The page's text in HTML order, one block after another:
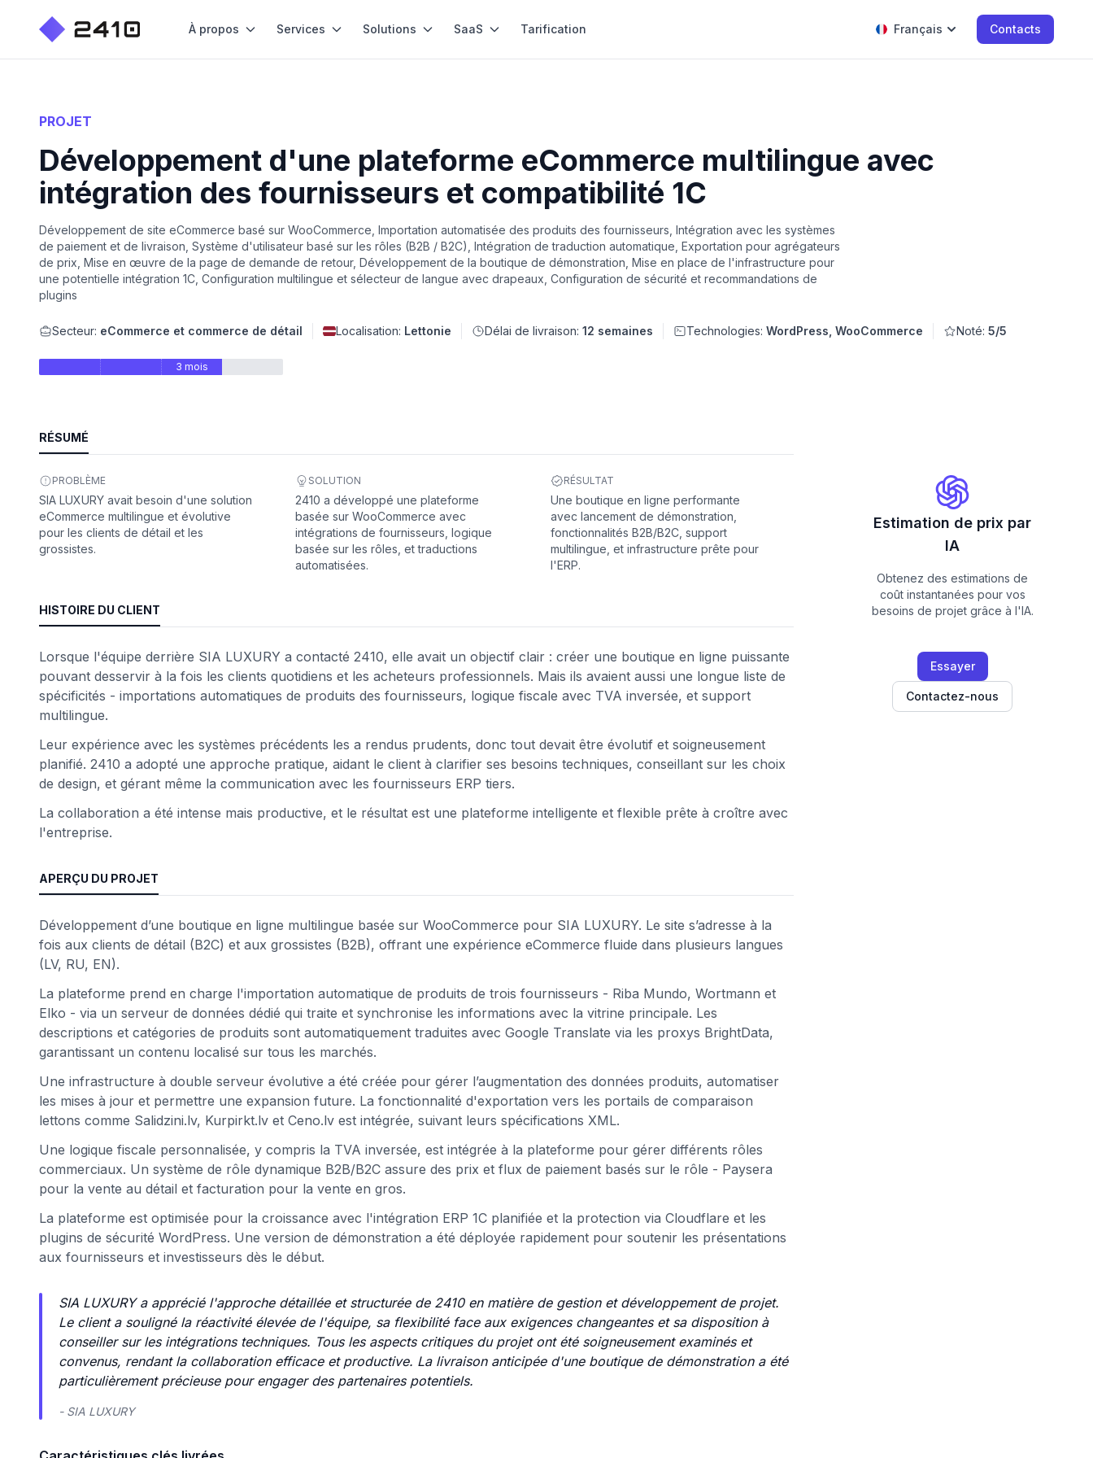
À propos Services Solutions SaaS Tarification Français Contacts
PROJET
Développement d'une plateforme eCommerce multilingue avec
intégration des fournisseurs et compatibilité 1C
Développement de site eCommerce basé sur WooCommerce, Importation automatisée des produits des fournisseurs, Intégration avec les systèmes
de paiement et de livraison, Système d'utilisateur basé sur les rôles (B2B / B2C), Intégration de traduction automatique, Exportation pour agrégateurs
de prix, Mise en œuvre de la page de demande de retour, Développement de la boutique de démonstration, Mise en place de l'infrastructure pour
une potentielle intégration 1C, Configuration multilingue et sélecteur de langue avec drapeaux, Configuration de sécurité et recommandations de
plugins
Secteur: eCommerce et commerce de détail Localisation: Lettonie Délai de livraison: 12 semaines Technologies: WordPress, WooCommerce Noté: 5/5
3 mois
RÉSUMÉ
PROBLÈME
SIA LUXURY avait besoin d'une solution
eCommerce multilingue et évolutive
pour les clients de détail et les
grossistes.
SOLUTION
2410 a développé une plateforme
basée sur WooCommerce avec
intégrations de fournisseurs, logique
basée sur les rôles, et traductions
automatisées.
RÉSULTAT
Une boutique en ligne performante
avec lancement de démonstration,
fonctionnalités B2B/B2C, support
multilingue, et infrastructure prête pour
l'ERP.
HISTOIRE DU CLIENT
Lorsque l'équipe derrière SIA LUXURY a contacté 2410, elle avait un objectif clair : créer une boutique en ligne puissante
pouvant desservir à la fois les clients quotidiens et les acheteurs professionnels. Mais ils avaient aussi une longue liste de
spécificités - importations automatiques de produits des fournisseurs, logique fiscale avec TVA inversée, et support
multilingue.
Leur expérience avec les systèmes précédents les a rendus prudents, donc tout devait être évolutif et soigneusement
planifié. 2410 a adopté une approche pratique, aidant le client à clarifier ses besoins techniques, conseillant sur les choix
de design, et gérant même la communication avec les fournisseurs ERP tiers.
La collaboration a été intense mais productive, et le résultat est une plateforme intelligente et flexible prête à croître avec
l'entreprise.
APERÇU DU PROJET
Développement d’une boutique en ligne multilingue basée sur WooCommerce pour SIA LUXURY. Le site s’adresse à la
fois aux clients de détail (B2C) et aux grossistes (B2B), offrant une expérience eCommerce fluide dans plusieurs langues
(LV, RU, EN).
La plateforme prend en charge l'importation automatique de produits de trois fournisseurs - Riba Mundo, Wortmann et
Elko - via un serveur de données dédié qui traite et synchronise les informations avec la vitrine principale. Les
descriptions et catégories de produits sont automatiquement traduites avec Google Translate via les proxys BrightData,
garantissant un contenu localisé sur tous les marchés.
Une infrastructure à double serveur évolutive a été créée pour gérer l’augmentation des données produits, automatiser
les mises à jour et permettre une expansion future. La fonctionnalité d'exportation vers les portails de comparaison
lettons comme Salidzini.lv, Kurpirkt.lv et Ceno.lv est intégrée, suivant leurs spécifications XML.
Une logique fiscale personnalisée, y compris la TVA inversée, est intégrée à la plateforme pour gérer différents rôles
commerciaux. Un système de rôle dynamique B2B/B2C assure des prix et flux de paiement basés sur le rôle - Paysera
pour la vente au détail et facturation pour la vente en gros.
La plateforme est optimisée pour la croissance avec l'intégration ERP 1C planifiée et la protection via Cloudflare et les
plugins de sécurité WordPress. Une version de démonstration a été déployée rapidement pour soutenir les présentations
aux fournisseurs et investisseurs dès le début.
SIA LUXURY a apprécié l'approche détaillée et structurée de 2410 en matière de gestion et développement de projet.
Le client a souligné la réactivité élevée de l'équipe, sa flexibilité face aux exigences changeantes et sa disposition à
conseiller sur les intégrations techniques. Tous les aspects critiques du projet ont été soigneusement examinés et
convenus, rendant la collaboration efficace et productive. La livraison anticipée d'une boutique de démonstration a été
particulièrement précieuse pour engager des partenaires potentiels.
- SIA LUXURY
Estimation de prix par
IA
Obtenez des estimations de
coût instantanées pour vos
besoins de projet grâce à l'IA.
Essayer
Contactez-nous